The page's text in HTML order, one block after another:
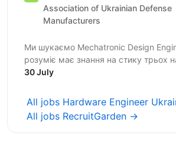
Association of Ukrainian Defense
Manufacturers
Ми шукаємо Mechatronic Design
розуміє має знання на стику трьох
електрики, електроніки та механіки,
30 July
All jobs Hardware Engineer
All jobs RecruitGarden →